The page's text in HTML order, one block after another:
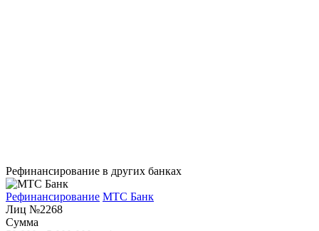
Рефинансирование в других банках
Рефинансирование МТС Банк
Лиц №2268
Сумма